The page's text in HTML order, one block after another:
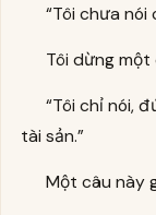
“Tôi chưa nói
Tôi dừng
“Tôi chỉ nói,
tài sản.”
Một câu này